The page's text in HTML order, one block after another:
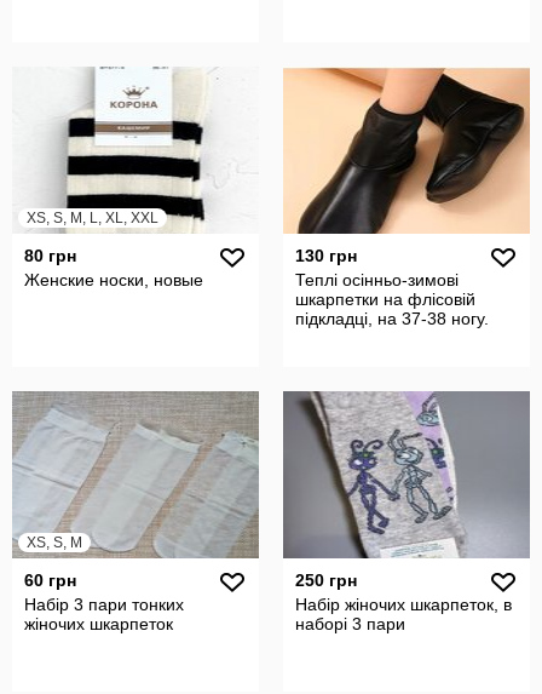
XS, S, M, L, XL, XXL
80 грн
Женские носки, новые
130 грн
Теплі осінньо-зимові
шкарпетки на флісовій
підкладці, на 37-38 ногу.
XS, S, M
60 грн
Набір 3 пари тонких
жіночих шкарпеток
250 грн
Набір жіночих шкарпеток, в
наборі 3 пари